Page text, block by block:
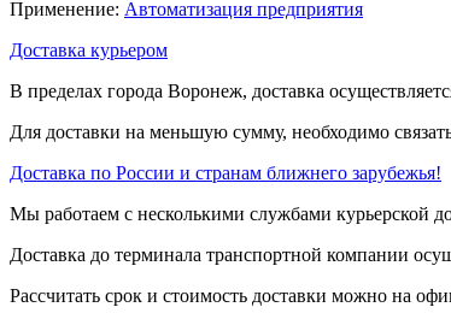
Применение: Автоматизация предприятия
Доставка курьером
В пределах города Воронеж, доставка
Для доставки на меньшую сумму, необходимо
Доставка по России и странам ближнего зарубежья!
Мы работаем с несколькими службами
Доставка до терминала транспортной компании
Рассчитать срок и стоимость доставки можно на